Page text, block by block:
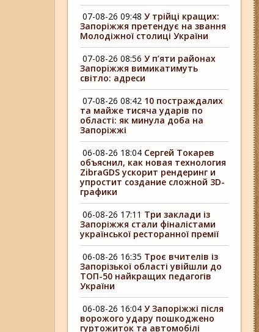
07-08-26 09:48 У трійці кращих:
Запоріжжя претендує на звання
Молодіжної столиці України
07-08-26 08:56 У п’яти районах
Запоріжжя вимикатимуть
світло: адреси
07-08-26 08:42 10 постраждалих
та майже тисяча ударів по
області: як минула доба на
Запоріжжі
06-08-26 18:04 Сергей Токарев
объяснил, как новая технология
ZibraGDS ускорит рендеринг и
упростит создание сложной 3D-
графики
06-08-26 17:11 Три заклади із
Запоріжжя стали фіналістами
української ресторанної премії
06-08-26 16:35 Троє вчителів із
Запорізької області увійшли до
ТОП-50 найкращих педагогів
України
06-08-26 16:04 У Запоріжжі після
ворожого удару пошкоджено
гуртожиток та автомобілі